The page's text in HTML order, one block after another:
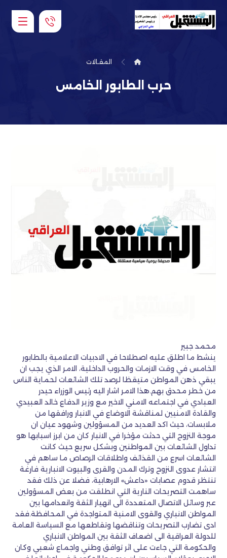
المقـالات
حرب الطابور الخامس
محمد جبير
ينشط ما اطلق عليه اصطلاحا في الادبيات الاعلامية بالطابور
الخامس في وقت الازمات والحروب الداخلية، الامر الذي يجب ان
يبقي ذهن المواطن متيقظا لرصد تلك الشائعات لحماية الناس
من خطر محدق بهم.هذا الامر اشار اليه رئيس الوزراء حيدر
العبادي في اجتماعه الامني الاخير مع وزير الدفاع خالد العبيدي
والقادة الامنيين لمناقشة الاوضاع في الانبار ورافقها من
ملابسات، حيث اكد العديد من المسؤولين وشهود عيان ان
موجة النزوح التي حدثت مؤخرا في الانبار كان من ابرز اسبابها هو
تداول الشائعات بين المواطنين وبشكل سريع حيث كانت
الشائعات اسرع من القذائف واطلاقات الرصاص ما ساهم في
انتشار عدوى النزوح وترك المدن والقرى والبيوت الانبارية فارغة
تنتظر قدوم عصابات «داعش» الارهابية، فضلا عن ذلك فقد
ساهمت التصريحات النارية التي انطلقت من بعض المسؤولين
عبر وسائل الاتصال المتعددة الى انهيار الثقة وانعدامها بين
المواطن الانباري والقوى الامنية المتواجدة في المحافظة.فقد
ادى تضارب التصريحات وتناقضها وتقاطعها مع السياسة العامة
للدولة العراقية الى اضعاف الثقة بين المواطن الانباري
والحكومة التي جاءت على اثر توافق وطني واجماع شعبي وكان